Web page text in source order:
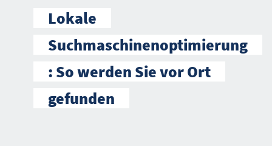
Lokale
Suchmaschinenoptimierung
: So werden Sie vor Ort
gefunden